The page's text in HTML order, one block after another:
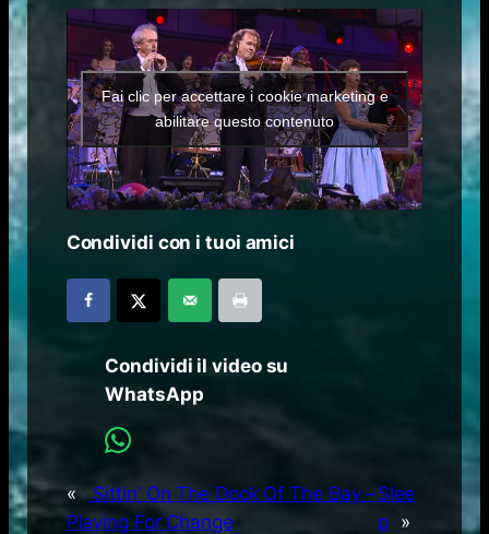
Fai clic per accettare i cookie marketing e
abilitare questo contenuto
Condividi con i tuoi amici
Condividi il video su
WhatsApp
«
Sittin’ On The Dock Of The Bay –
Playing For Change
Slee
p
»